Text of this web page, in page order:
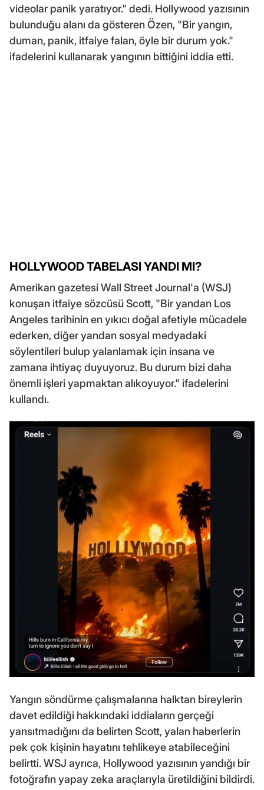
videolar panik yaratıyor." dedi. Hollywood yazısının
bulunduğu alanı da gösteren Özen, "Bir yangın,
duman, panik, itfaiye falan, öyle bir durum yok."
ifadelerini kullanarak yangının bittiğini iddia etti.
HOLLYWOOD TABELASI YANDI MI?
Amerikan gazetesi Wall Street Journal'a (WSJ)
konuşan itfaiye sözcüsü Scott, "Bir yandan Los
Angeles tarihinin en yıkıcı doğal afetiyle mücadele
ederken, diğer yandan sosyal medyadaki
söylentileri bulup yalanlamak için insana ve
zamana ihtiyaç duyuyoruz. Bu durum bizi daha
önemli işleri yapmaktan alıkoyuyor." ifadelerini
kullandı.
Yangın söndürme çalışmalarına halktan bireylerin
davet edildiği hakkındaki iddiaların gerçeği
yansıtmadığını da belirten Scott, yalan haberlerin
pek çok kişinin hayatını tehlikeye atabileceğini
belirtti. WSJ ayrıca, Hollywood yazısının yandığı bir
fotoğrafın yapay zeka araçlarıyla üretildiğini bildirdi.